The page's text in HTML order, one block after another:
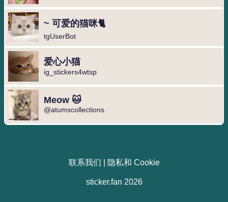
~ 可爱的猫咪🐈
tgUserBot
爱心小猫
ig_stickers4wtsp
Meow 🐱
@atumscollections
联系我们 隐私和 Cookie
sticker.fan 2026